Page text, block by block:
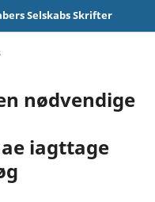
Selskabs Skrifter
nødvendige
iagttage